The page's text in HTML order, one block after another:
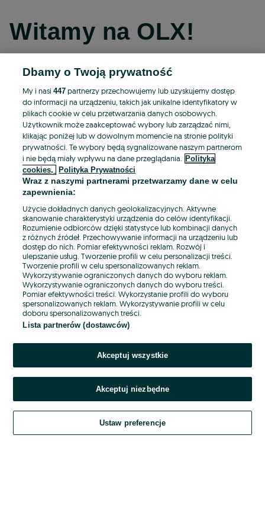
Witamy na OLX!
Kontynuuj przez Facebooka
Kontynuuj przez konto Apple
Kontynuuj przez konto Google
LUB
E-mail
Hasło
Nie pamiętasz hasła?
Zaloguj się
Kontynuując za pośrednictwem jednego z dostawców wskazanych powyżej,
Regulamin serwisu OLX.pl w jego aktualnym brzmieniu.
Dbamy o Twoją prywatność
My i nasi447 partnerzy przechowujemy lub uzyskujemy dostęp
do informacji na urządzeniu, takich jak unikalne identyfikatory w
plikach cookie w celu przetwarzania danych osobowych.
Użytkownik może zaakceptować wybory lub zarządzać nimi,
klikając poniżej lub w dowolnym momencie na stronie polityki
prywatności. Te wybory będą sygnalizowane naszym partnerom
i nie będą miały wpływu na dane przeglądania.
Polityka
cookies,
Polityka Prywatności
Wraz z naszymi partnerami przetwarzamy dane w celu
zapewnienia:
Użycie dokładnych danych geolokalizacyjnych. Aktywne
skanowanie charakterystyki urządzenia do celów identyfikacji.
Rozumienie odbiorców dzięki statystyce lub kombinacji danych
z różnych źródeł. Przechowywanie informacji na urządzeniu lub
dostęp do nich. Pomiar efektywności reklam. Rozwój i
ulepszanie usług. Tworzenie profili w celu personalizacji treści.
Tworzenie profili w celu spersonalizowanych reklam.
Wykorzystywanie ograniczonych danych do wyboru reklam.
Wykorzystywanie ograniczonych danych do wyboru treści.
Pomiar efektywności treści. Wykorzystanie profili do wyboru
spersonalizowanych reklam. Wykorzystywanie profili w celu
doboru spersonalizowanych treści.
Lista partnerów (dostawców)
Akceptuj wszystkie
Akceptuj niezbędne
Ustaw preferencje